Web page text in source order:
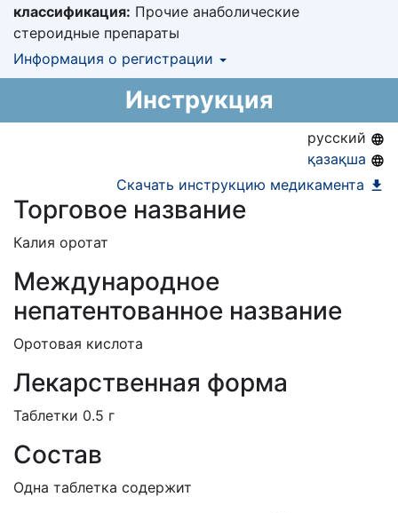
классификация: Прочие анаболические
стероидные препараты
Информация о регистрации
Информация о регистрации в РК:15.05.2024 -
Инструкция
русский
қазақша
Скачать инструкцию медикамента
Торговое название
Калия оротат
Международное
непатентованное название
Оротовая кислота
Лекарственная форма
Таблетки 0.5 г
Состав
Одна таблетка содержит